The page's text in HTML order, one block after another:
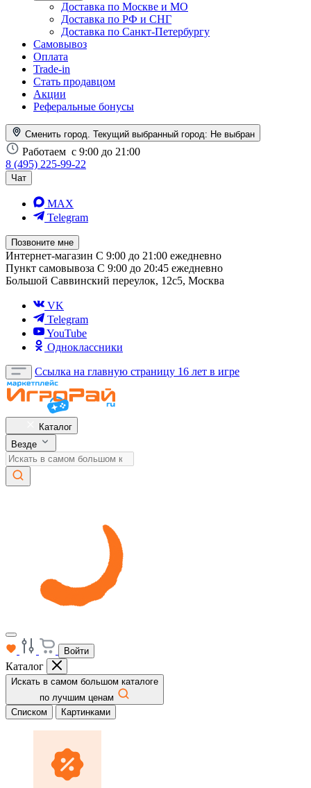
Доставка по Москве и МО
Доставка по РФ и СНГ
Доставка по Санкт-Петербургу
Самовывоз
Оплата
Trade-in
Стать продавцом
Акции
Реферальные бонусы
Сменить город. Текущий выбранный город: Не выбран
Работаем с 9:00 до 21:00
8 (495) 225-99-22
Чат
MAX
Telegram
Позвоните мне
Интернет-магазин С 9:00 до 21:00 ежедневно
Пункт самовывоза С 9:00 до 20:45 ежедневно
Большой Саввинский переулок, 12с5, Москва
VK
Telegram
YouTube
Одноклассники
Ссылка на главную страницу 16 лет в игре
Каталог
Везде
Войти
Каталог
Искать в самом большом каталоге
по лучшим ценам
Списком
Картинками